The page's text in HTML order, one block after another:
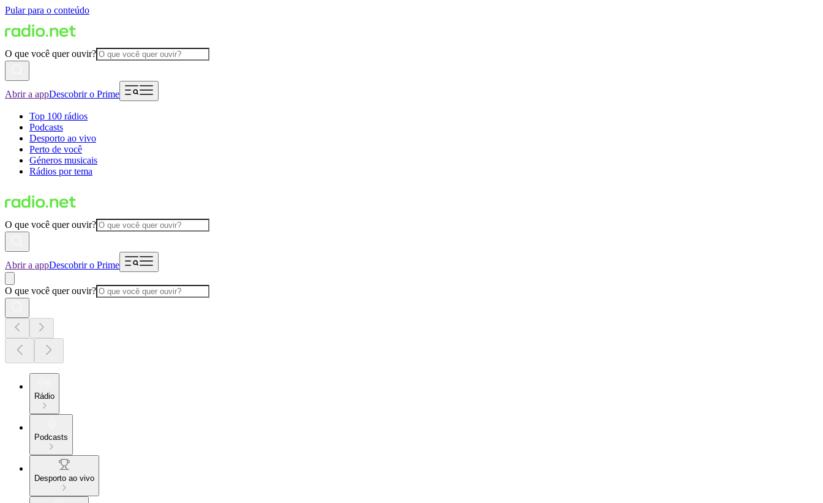
Pular para o conteúdo
O que você quer ouvir?
Abrir a appDescobrir o Prime
Top 100 rádios
Podcasts
Desporto ao vivo
Perto de você
Géneros musicais
Rádios por tema
O que você quer ouvir?
Abrir a appDescobrir o Prime
O que você quer ouvir?
Rádio
Podcasts
Desporto ao vivo